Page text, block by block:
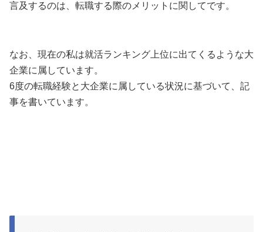
言及するのは、転職する際のメリットに関してです。
なお、現在の私は就活ランキング上位に出てくるような大
企業に属しています。
6度の転職経験と大企業に属している状況に基づいて、記
事を書いています。